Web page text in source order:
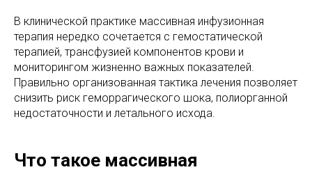
В клинической практике массивная инфузионная
терапия нередко сочетается с гемостатической
терапией, трансфузией компонентов крови и
мониторингом жизненно важных показателей.
Правильно организованная тактика лечения позволяет
снизить риск геморрагического шока, полиорганной
недостаточности и летального исхода.
Что такое массивная